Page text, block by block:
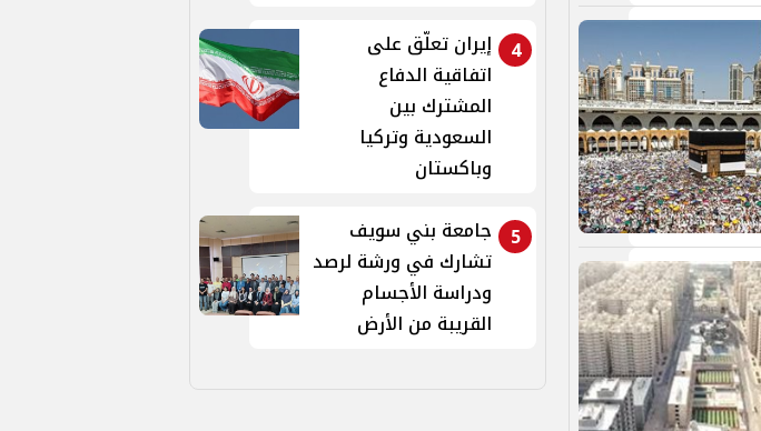
4
إيران تعلّق على
اتفاقية الدفاع
المشترك بين
السعودية وتركيا
وباكستان
5
جامعة بني سويف
تشارك في ورشة لرصد
ودراسة الأجسام
القريبة من الأرض